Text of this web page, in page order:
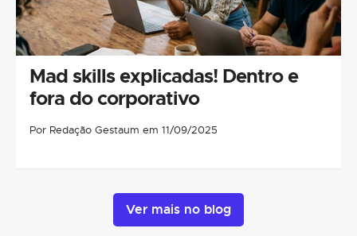
Mad skills explicadas! Dentro e
fora do corporativo
Por Redação Gestaum em 11/09/2025
Ver mais no blog